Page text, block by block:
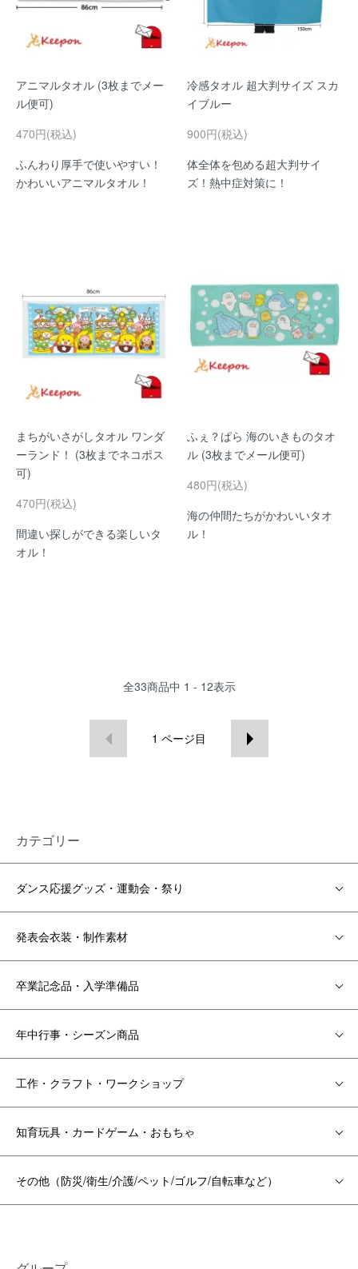
アニマルタオル (3枚までメー
ル便可)
470円(税込)
ふんわり厚手で使いやすい！
かわいいアニマルタオル！
冷感タオル 超大判サイズ スカ
イブルー
900円(税込)
体全体を包める超大判サイ
ズ！熱中症対策に！
まちがいさがしタオル ワンダ
ーランド！ (3枚までネコポス
可)
470円(税込)
間違い探しができる楽しいタ
オル！
ふぇ？ぱら 海のいきものタオ
ル (3枚までメール便可)
480円(税込)
海の仲間たちがかわいいタオ
ル！
全33商品中 1 - 12表示
1 ページ目
カテゴリー
ダンス応援グッズ・運動会・祭り
発表会衣装・制作素材
卒業記念品・入学準備品
年中行事・シーズン商品
工作・クラフト・ワークショップ
知育玩具・カードゲーム・おもちゃ
その他（防災/衛生/介護/ペット/ゴルフ/自転車など）